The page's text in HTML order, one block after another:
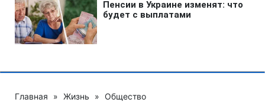
Главная » Жизнь » Общество